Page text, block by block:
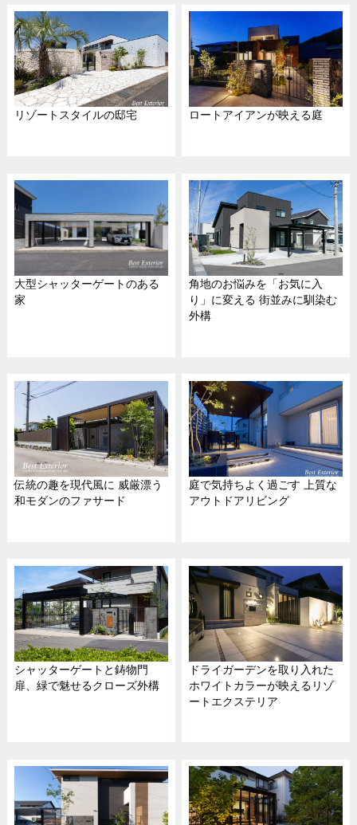
リゾートスタイルの邸宅 ロートアイアンが映える庭
大型シャッターゲートのある
家
角地のお悩みを「お気に入
り」に変える 街並みに馴染む
外構
伝統の趣を現代風に 威厳漂う
和モダンのファサード
庭で気持ちよく過ごす 上質な
アウトドアリビング
シャッターゲートと鋳物門
扉、緑で魅せるクローズ外構
ドライガーデンを取り入れた
ホワイトカラーが映えるリゾ
ートエクステリア